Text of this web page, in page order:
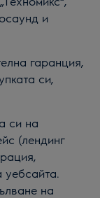
и
гаранция,
си,
си на
(лендинг
уебсайта.
на